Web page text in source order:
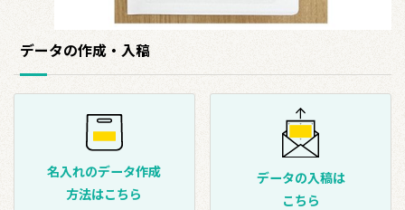
データの作成・入稿
名入れのデータ作成
方法はこちら
データの入稿は
こちら